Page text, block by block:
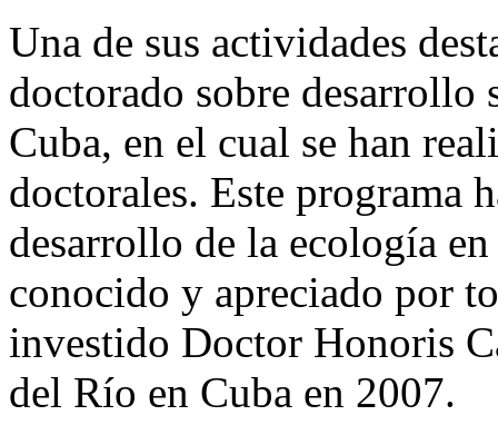
Una de sus actividades
doctorado sobre desarrollo
Cuba, en el cual se han
doctorales. Este programa
desarrollo de la ecología
conocido y apreciado por
investido Doctor Honoris
del Río en Cuba en 2007.